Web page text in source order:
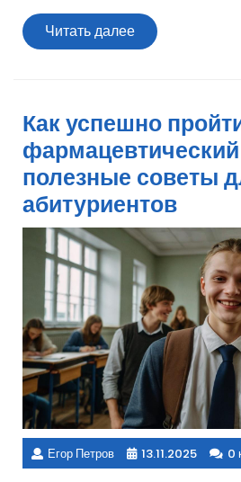
Читать далееЧитать
далее
Как успешно
полезные советы
абитуриентов
Егор Петров 13.11.2025 0